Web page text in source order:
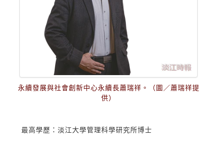
永續發展與社會創新中心永續長蕭瑞祥。（圖／蕭瑞祥提
供）
最高學歷：淡江大學管理科學研究所博士